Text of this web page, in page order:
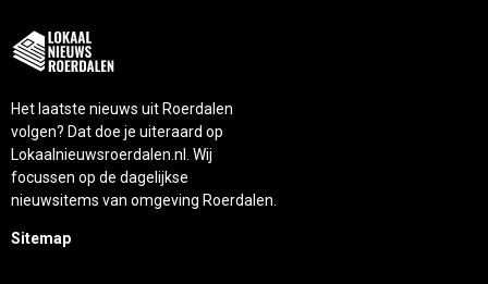
Het laatste nieuws uit Roerdalen
volgen? Dat doe je uiteraard op
Lokaalnieuwsroerdalen.nl. Wij
focussen op de dagelijkse
nieuwsitems van omgeving Roerdalen.
Sitemap